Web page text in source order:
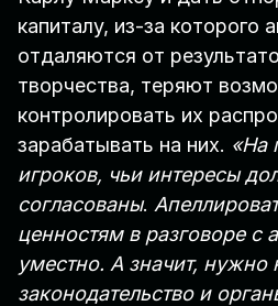
капиталу, из-за которого
отдаляются от
творчества, теряют
контролировать их
зарабатывать на них. «На
игроков, чьи интересы
согласованы.
ценностям в разговоре с
уместно. А значит, нужно
законодательство и